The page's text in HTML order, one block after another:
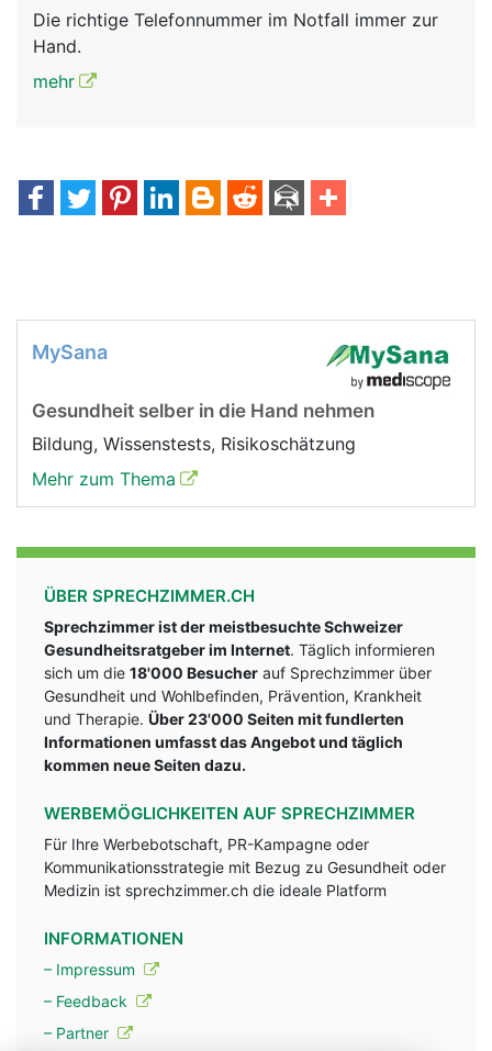
Die richtige Telefonnummer im Notfall immer zur
Hand.
mehr
MySana
Gesundheit selber in die Hand nehmen
Bildung, Wissenstests, Risikoschätzung
Mehr zum Thema
ÜBER SPRECHZIMMER.CH
Sprechzimmer ist der meistbesuchte Schweizer
Gesundheitsratgeber im Internet. Täglich informieren
sich um die 18'000 Besucher auf Sprechzimmer über
Gesundheit und Wohlbefinden, Prävention, Krankheit
und Therapie. Über 23'000 Seiten mit fundlerten
Informationen umfasst das Angebot und täglich
kommen neue Seiten dazu.
WERBEMÖGLICHKEITEN AUF SPRECHZIMMER
Für Ihre Werbebotschaft, PR-Kampagne oder
Kommunikationsstrategie mit Bezug zu Gesundheit oder
Medizin ist sprechzimmer.ch die ideale Platform
INFORMATIONEN
– Impressum
– Feedback
– Partner